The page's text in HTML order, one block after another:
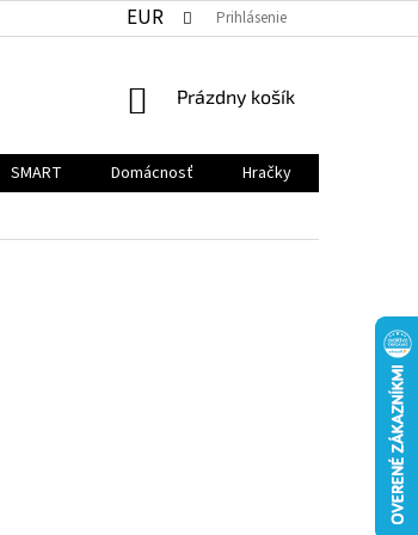
EUR Prihlásenie
NÁKUPNÝ
Prázdny košík
SMART Domácnosť
Hračky